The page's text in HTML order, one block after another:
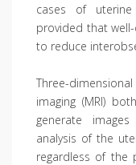
cases of uterine
provided that
to reduce
Three-
imaging (MRI)
generate
analysis of the
regardless of the